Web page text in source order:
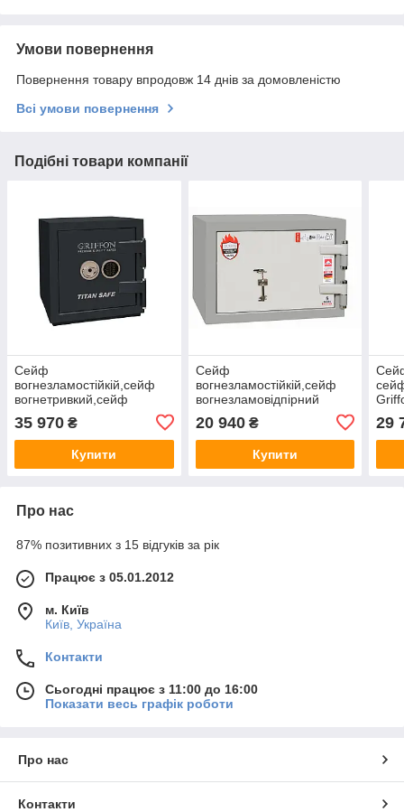
Умови повернення
Повернення товару впродовж 14 днів за домовленістю
Всі умови повернення
Подібні товари компанії
Сейф
вогнезламостійкій,сейф
вогнетривкий,сейф
зламостійкий GRIFFON CL
II.50.E
472(в)х460(ш)х440(гл) 2
клас, 30 хв вогнестійкості
35 970 ₴
Купити
Сейф
вогнезламостійкій,сейф
вогнезламовідпірний
315(в)х440(ш)х440(гл) 1
клас, 30хв. Вогнестійкості
20 940₴
Купити
29
Про нас
87% позитивних з 15 відгуків за рік
Працює з 05.01.2012
м. Київ
Київ, Україна
Контакти
Сьогодні працює з 11:00 до 16:00
Показати весь графік роботи
Про нас
Контакти